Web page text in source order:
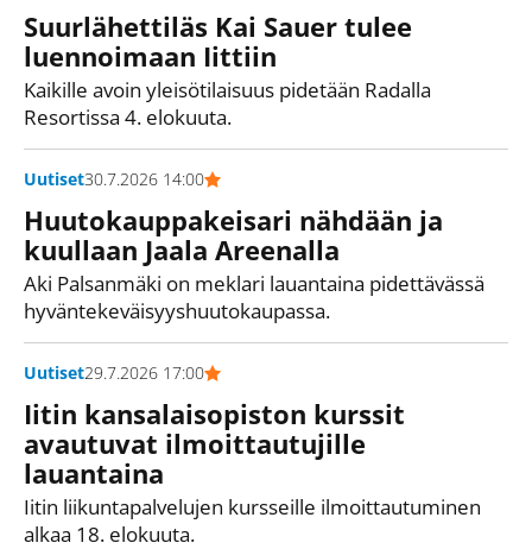
Suurlähettiläs Kai Sauer tulee
luennoimaan Iittiin
Kaikille avoin yleisötilaisuus pidetään Radalla
Resortissa 4. elokuuta.
Uutiset30.7.2026 14:00
Huutokauppakeisari nähdään ja
kuullaan Jaala Areenalla
Aki Palsanmäki on meklari lauantaina pidettävässä
hyväntekeväisyyshuutokaupassa.
Uutiset29.7.2026 17:00
Iitin kansalaisopiston kurssit
avautuvat ilmoittautujille
lauantaina
Iitin liikuntapalvelujen kursseille ilmoittautuminen
alkaa 18. elokuuta.